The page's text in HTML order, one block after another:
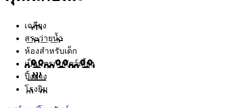
เฉลียง
สระว่ายน้ำ
ห้องสำหรับเด็ก
เป็นมิตรกับสัตว์เลี้ยง
ปิ้งย่าง
โรงยิม